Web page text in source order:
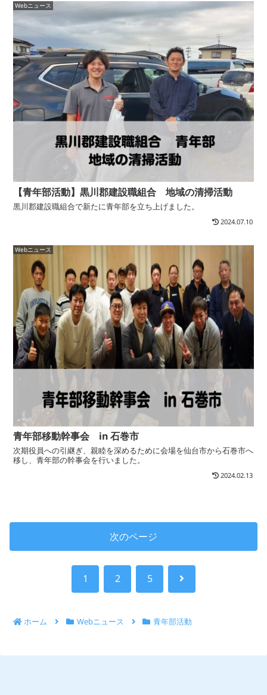
Webニュース
【青年部活動】黒川郡建設職組合 地域の清掃活動
黒川郡建設職組合で新たに青年部を立ち上げました。
2024.07.10
Webニュース
青年部移動幹事会 in 石巻市
次期役員への引継ぎ、親睦を深めるために会場を仙台市から石巻市へ
移し、青年部の幹事会を行いました。
2024.02.13
次のページ
1 2 5
次
ホーム Webニュース 青年部活動